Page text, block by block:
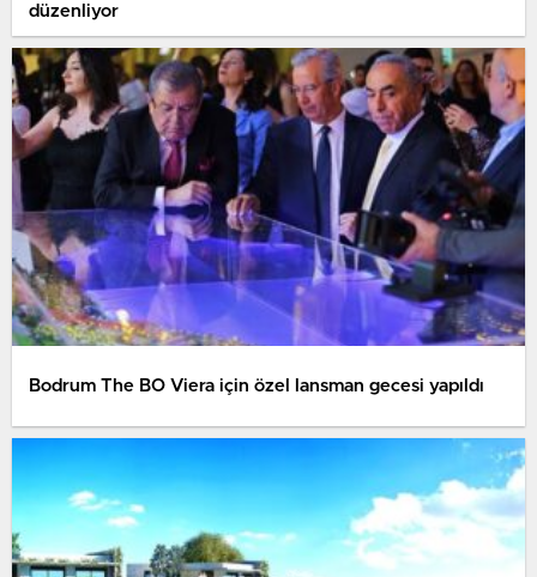
düzenliyor
Bodrum The BO Viera için özel lansman gecesi yapıldı